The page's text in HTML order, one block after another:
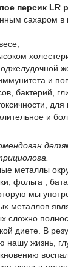
персик LR
сахаром в
и
бактерий,
и
металлы
фольгa ,
мы
металлов
сложно
диете. В
нашу жизнь,